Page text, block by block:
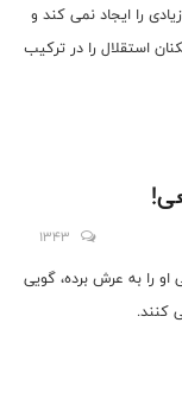
را ایجاد نمی کند و
استقلال را در ترکیب
1343
او را به عرش برده، گویی
کنند.